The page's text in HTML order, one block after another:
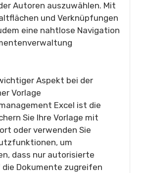
Autoren auszuwählen. Mit
und Verknüpfungen
eine nahtlose Navigation
Aspekt bei der
Vorlage
Excel ist die
Sie Ihre Vorlage mit
oder verwenden Sie
um
dass nur autorisierte
die Dokumente zugreifen